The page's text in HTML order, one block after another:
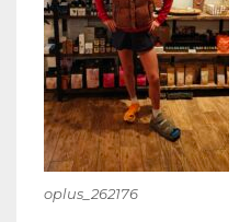
oplus_262176